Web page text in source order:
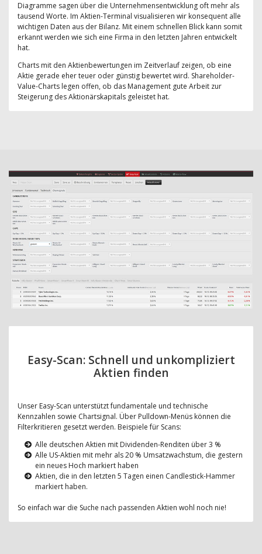
Diagramme sagen über die Unternehmensentwicklung oft mehr als
tausend Worte. Im Aktien-Terminal visualisieren wir konsequent alle
wichtigen Daten aus der Bilanz. Mit einem schnellen Blick kann somit
erkannt werden wie sich eine Firma in den letzten Jahren entwickelt
hat.
Charts mit den Aktienbewertungen im Zeitverlauf zeigen, ob eine
Aktie gerade eher teuer oder günstig bewertet wird. Shareholder-
Value-Charts legen offen, ob das Management gute Arbeit zur
Steigerung des Aktionärskapitals geleistet hat.
Easy-Scan: Schnell und unkompliziert
Aktien finden
Unser Easy-Scan unterstützt fundamentale und technische
Kennzahlen sowie Chartsignal. Über Pulldown-Menüs können die
Filterkritieren gesetzt werden. Beispiele für Scans:
Alle deutschen Aktien mit Dividenden-Renditen über 3 %
Alle US-Aktien mit mehr als 20 % Umsatzwachstum, die gestern
ein neues Hoch markiert haben
Aktien, die in den letzten 5 Tagen einen Candlestick-Hammer
markiert haben.
So einfach war die Suche nach passenden Aktien wohl noch nie!